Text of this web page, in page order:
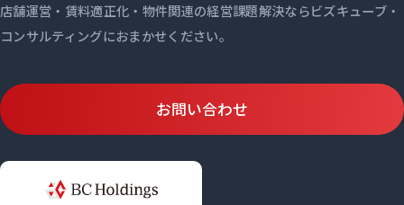
店舗運営・賃料適正化・物件関連の経営課題解決ならビズキューブ・
コンサルティングにおまかせください。
お問い合わせ